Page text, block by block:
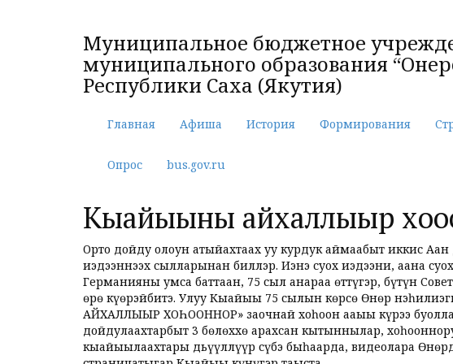
Муниципальное бюджетное
муниципального образования
Республики Саха (Якутия)
Главная Афиша История Формирования
Опрос bus.gov.ru
Кыайыыны айхаллыыр
Орто дойду олоҕун атыйахтаах уу курдук аймаабыт иккис
иэдээннээх сылларынан биллэр. Иэнэ суох иэдээни, аана
Германияны умса баттаан, 75 сыл анараа өттүгэр, бүтүн
өрө күөрэйбитэ. Улуу Кыайыы 75 сылын көрсө Өнөр
АЙХАЛЛЫЫР ХОҺООННОР» заочнай хоһоон ааҕыы күрэҕэ
дойдулаахтарбыт 3 бөлөххө арахсан кытыннылар,
кыайыылаахтары дьүүллүүр сүбэ быһаарда, видеолара